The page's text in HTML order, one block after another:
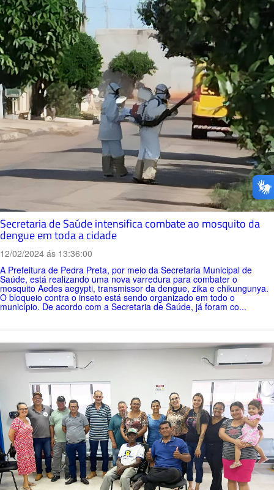
Secretaria de Saúde intensifica combate ao mosquito da
dengue em toda a cidade
12/02/2024 ás 13:36:00
A Prefeitura de Pedra Preta, por meio da Secretaria Municipal de
Saúde, está realizando uma nova varredura para combater o
mosquito Aedes aegypti, transmissor da dengue, zika e chikungunya.
O bloqueio contra o inseto está sendo organizado em todo o
município. De acordo com a Secretaria de Saúde, já foram co...